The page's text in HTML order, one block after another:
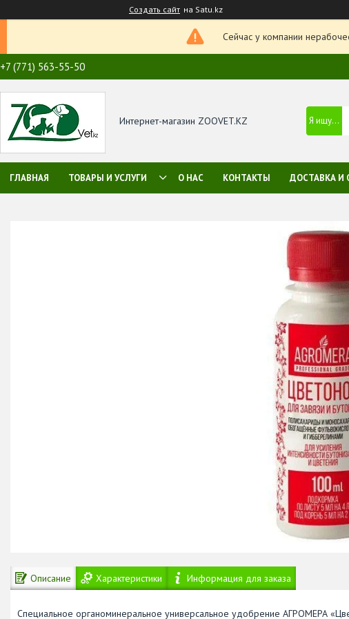
Создать сайт на Satu.kz
Сейчас у компании
+7 (771) 563-55-50
Интернет-магазин ZOOVET.KZ
ГЛАВНАЯ ТОВАРЫ И УСЛУГИ О НАС КОНТАКТЫ ДОСТАВКА И
Описание Характеристики Информация для заказа
Специальное органоминеральное универсальное удобрение АГРОМЕРА